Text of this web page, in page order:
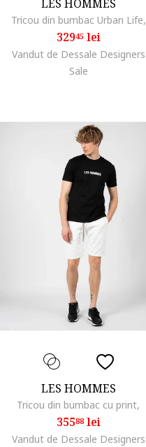
LES HOMMES
Tricou din bumbac Urban Life,
32945lei
Vandut de Dessale Designers
Sale
LES HOMMES
Tricou din bumbac cu print,
35588lei
Vandut de Dessale Designers